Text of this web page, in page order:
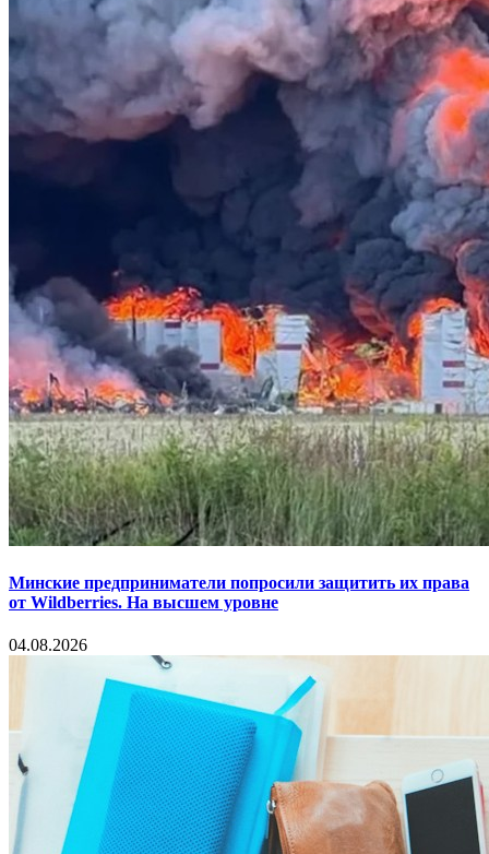
Минские предприниматели попросили защитить их права
от Wildberries. На высшем уровне
04.08.2026